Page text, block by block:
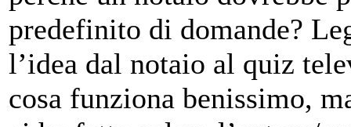
predefinito di domande?
l’idea dal notaio al quiz
cosa funziona benissimo,